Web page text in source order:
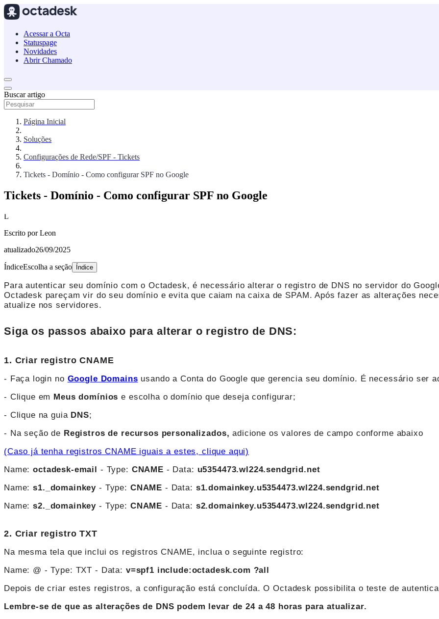
Acessar a Octa
Statuspage
Novidades
Abrir Chamado
Buscar artigo
Página Inicial
Soluções
Configurações de Rede/SPF - Tickets
Tickets - Domínio - Como configurar SPF no Google
Tickets - Domínio - Como configurar SPF no Google
L
Escrito porLeon
atualizado26/09/2025
ÍndiceEscolha a seção Índice
Para autenticar seu domínio com o Octadesk, é necessário alterar o registro de DNS no servidor do
Octadesk pareçam vir do seu domínio e evita que caiam na caixa de SPAM. Após fazer as alterações
atualize nos servidores.
Siga os passos abaixo para alterar o registro de DNS:
1. Criar registro CNAME
- Faça login no Google Domains usando a Conta do Google que gerencia seu domínio. É necessário ser
- Clique em Meus domínios e escolha o domínio que deseja configurar;
- Clique na guia DNS;
- Na seção de Registros de recursos personalizados,adicione os valores de campo conforme abaixo
(Caso já tenha registros CNAME iguais a estes, clique aqui)
Name:octadesk-email - Type: CNAME - Data: u5354473.wl224.sendgrid.net
Name: s1._domainkey - Type: CNAME - Data: s1.domainkey.u5354473.wl224.sendgrid.net
Name:s2._domainkey - Type: CNAME - Data: s2.domainkey.u5354473.wl224.sendgrid.net
2. Criar registro TXT
Na mesma tela que inclui os registros CNAME, inclua o seguinte registro:
Name: @ - Type: TXT - Data: v=spf1 include:octadesk.com ?all
Depois de criar estes registros, a configuração está concluída. O Octadesk possibilita o teste de
Lembre-se de que as alterações de DNS podem levar de 24 a 48 horas para atualizar.